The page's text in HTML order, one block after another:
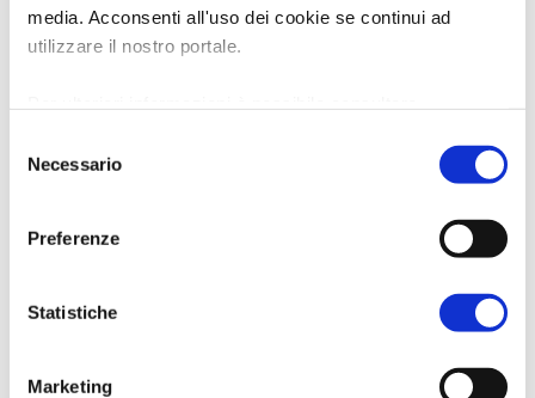
media. Acconsenti all'uso dei cookie se continui ad
utilizzare il nostro portale.
delNecessario
Preferenze
Statistiche
Marketing